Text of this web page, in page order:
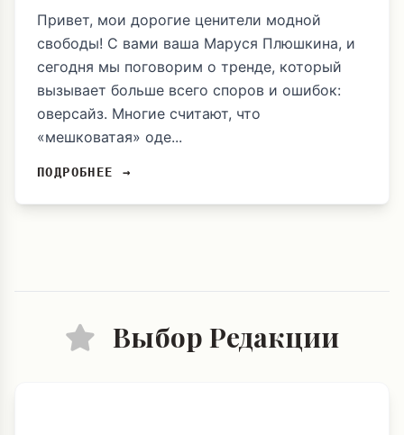
Привет, мои дорогие ценители модной
свободы! С вами ваша Маруся Плюшкина, и
сегодня мы поговорим о тренде, который
вызывает больше всего споров и ошибок:
оверсайз. Многие считают, что
«мешковатая» оде...
ПОДРОБНЕЕ →
Выбор Редакции